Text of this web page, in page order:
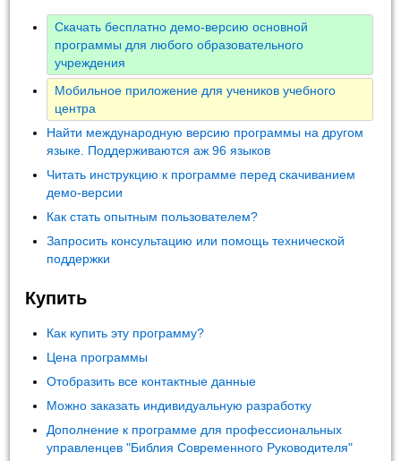
Скачать бесплатно демо-версию основной
программы для любого образовательного
учреждения
Мобильное приложение для учеников учебного
центра
Найти международную версию программы на другом
языке. Поддерживаются аж 96 языков
Читать инструкцию к программе перед скачиванием
демо-версии
Как стать опытным пользователем?
Запросить консультацию или помощь технической
поддержки
Купить
Как купить эту программу?
Цена программы
Отобразить все контактные данные
Можно заказать индивидуальную разработку
Дополнение к программе для профессиональных
управленцев "Библия Современного Руководителя"